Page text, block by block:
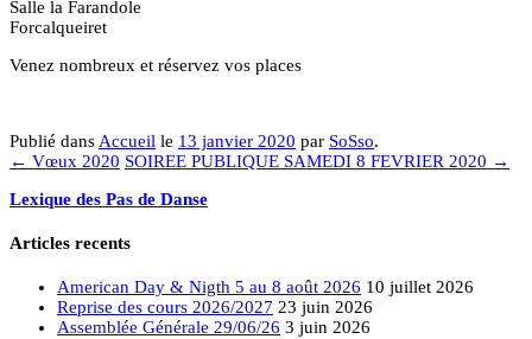
Salle la Farandole
Forcalqueiret
Venez nombreux et réservez vos places
Publié dansAccueil le 13 janvier 2020 par SoSso.
← Vœux 2020 SOIREE PUBLIQUE SAMEDI 8 FEVRIER 2020 →
Lexique des Pas de Danse
Articles recents
American Day & Nigth 5 au 8 août 2026 10 juillet 2026
Reprise des cours 2026/2027 23 juin 2026
Assemblée Générale 29/06/26 3 juin 2026